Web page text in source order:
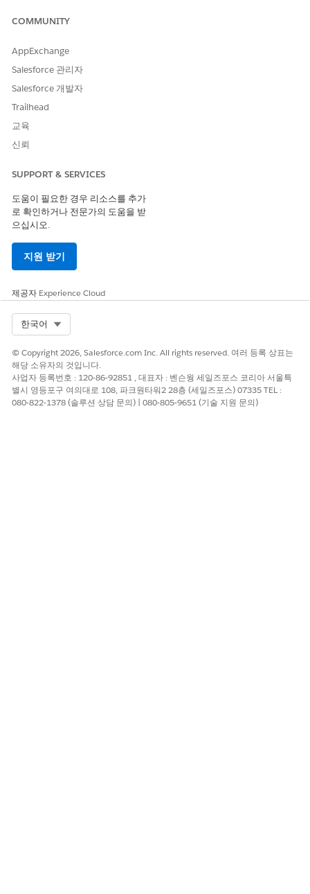
치수 계층은 시맨틱 데이터 모델을 기반으로 구축된 Data 360
보고서에서만 사용할 수 있습니다.
이러한 보고서를 기반으로 하는 차트에서 치수 계층 필드는 표
준 필드처럼 동작합니다. 차트에서 직접 계층 수준을 세부적으
로 표시하거나 롤업할 수 없습니다.
Data 360 보고서에 치수 계층 추가(베타)
준 전반에 걸쳐 데이터를 탐색합니다. 데이터 구조를 드릴다운
예 아니요
COMMUNITY
AppExchange
Salesforce 관리자
Salesforce 개발자
Trailhead
교육
신뢰
SUPPORT & SERVICES
도움이 필요한 경우 리소스를 추가
로 확인하거나 전문가의 도움을 받
으십시오.
지원 받기
제공자 Experience Cloud
한국어
© Copyright 2026, Salesforce.com Inc. All rights reserved. 여러 등록 상표는
해당 소유자의 것입니다.
사업자 등록번호 : 120-86-92851 , 대표자 : 벤슨웡 세일즈포스 코리아 서울특
별시 영등포구 여의대로 108, 파크원타워2 28층 (세일즈포스) 07335 TEL :
080-822-1378 (솔루션 상담 문의) | 080-805-9651 (기술 지원 문의)